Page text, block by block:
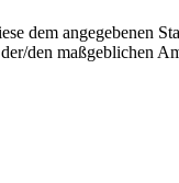
dem
den maßgeblichen